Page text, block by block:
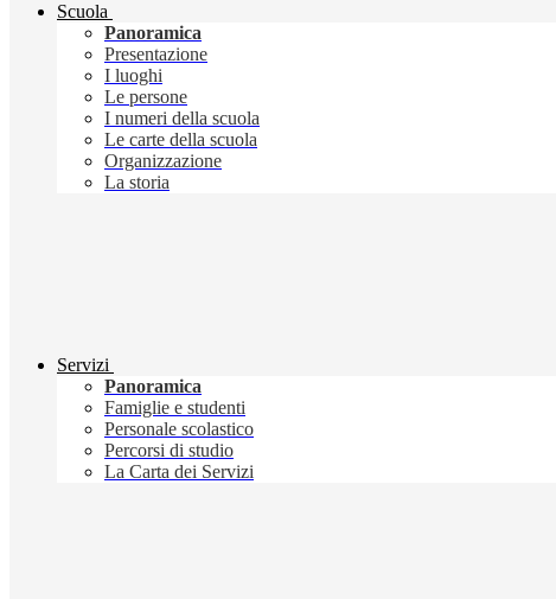
Scuola
Panoramica
Presentazione
I luoghi
Le persone
I numeri della scuola
Le carte della scuola
Organizzazione
La storia
Servizi
Panoramica
Famiglie e studenti
Personale scolastico
Percorsi di studio
La Carta dei Servizi